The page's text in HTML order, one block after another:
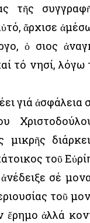
τῆς
ἄρχισε
ὁ Ὅσιος
τό νησί,
γιά ἀσφάλεια
μικρῆς
τοῦ
σέ
τοῦ
ἔρημο ἀλλά